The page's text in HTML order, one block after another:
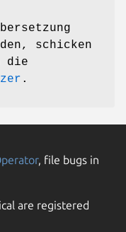
schicken
die
.
, file bugs in
are registered